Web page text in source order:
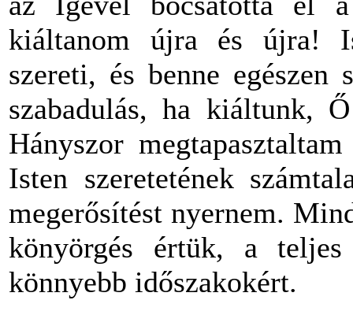
kiáltanom újra és újra!
szereti, és benne
szabadulás, ha kiáltunk,
Hányszor
Isten szeretetének
megerősítést nyernem.
könyörgés értük, a
könnyebb időszakokért.